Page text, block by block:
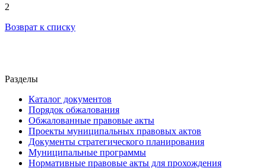
2
Возврат к списку
Разделы
Каталог документов
Порядок обжалования
Обжалованные правовые акты
Проекты муниципальных правовых актов
Документы стратегического планирования
Муниципальные программы
Нормативные правовые акты для прохождения